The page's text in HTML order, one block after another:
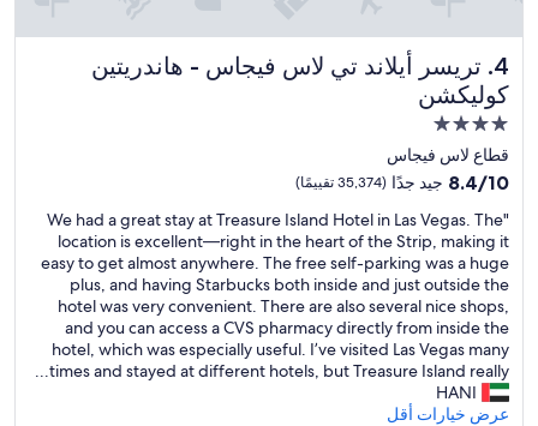
4. تريسر أيلاند تي لاس فيجاس - هاندريتين
كوليكشن
تريسر أيلاند تي لاس فيجاس - هاندريتين كوليكشن
مكان
إقامة
مصنف
4.0
نجوم
قطاع لاس فيجاس
8.4
10،
جيد
جدًا،
(35,374
تقييمًا)
8.4/10 جيد جدًا (35,374 تقييمًا)
"
W
e
h
a
d
a
g
r
e
"We had a great stay at Treasure Island Hotel in Las Vegas. The
location is excellent—right in the heart of the Strip, making it
easy to get almost anywhere. The free self-parking was a huge
plus, and having Starbucks both inside and just outside the
hotel was very convenient. There are also several nice shops,
and you can access a CVS pharmacy directly from inside the
hotel, which was especially useful. I’ve visited Las Vegas many
times and stayed at different hotels, but Treasure Island really...
HANI
عرض خيارات أقل